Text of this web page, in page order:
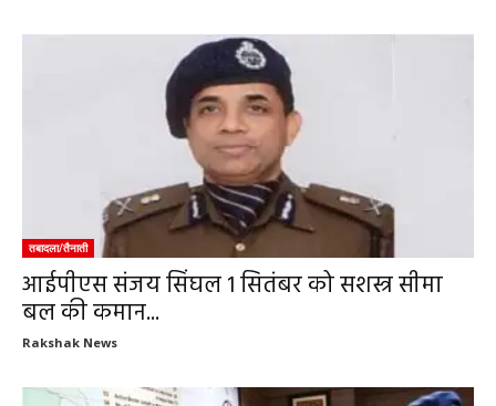
तबादला/तैनाती
आईपीएस संजय सिंघल 1 सितंबर को सशस्त्र सीमा
बल की कमान...
Rakshak News